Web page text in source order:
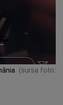
(sursa foto: